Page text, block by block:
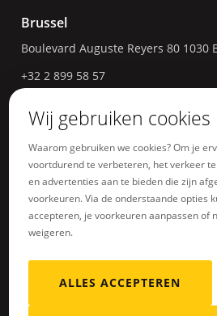
Brussel
Boulevard Auguste Reyers 80 1030
+32 2 899 58 57
Avenue Maurice Destenay 1 4000
+32 4 277 87 77
liege@deuse.be
Wij gebruiken cookies
Waarom gebruiken we cookies? Om je
voortdurend te verbeteren, het verkeer
en advertenties aan te bieden die zijn
voorkeuren. Via de onderstaande opties
accepteren, je voorkeuren aanpassen of
weigeren.
ALLES ACCEPTEREN